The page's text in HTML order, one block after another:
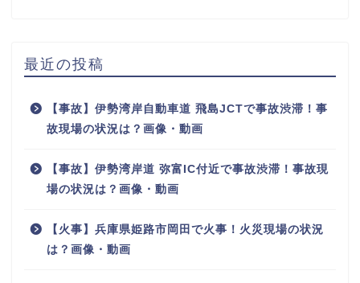
最近の投稿
【事故】伊勢湾岸自動車道 飛島JCTで事故渋滞！事
故現場の状況は？画像・動画
【事故】伊勢湾岸道 弥富IC付近で事故渋滞！事故現
場の状況は？画像・動画
【火事】兵庫県姫路市岡田で火事！火災現場の状況
は？画像・動画